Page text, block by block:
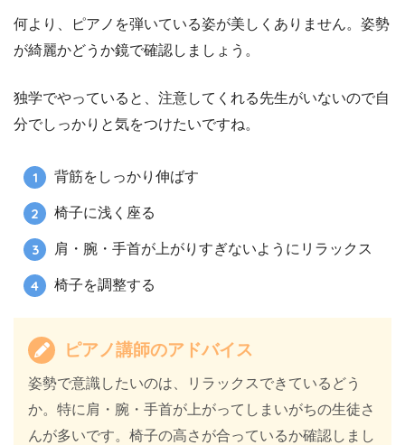
何より、ピアノを弾いている姿が美しくありません。姿勢
が綺麗かどうか鏡で確認しましょう。
独学でやっていると、注意してくれる先生がいないので自
分でしっかりと気をつけたいですね。
背筋をしっかり伸ばす
椅子に浅く座る
肩・腕・手首が上がりすぎないようにリラックス
椅子を調整する
ピアノ講師のアドバイス
姿勢で意識したいのは、リラックスできているどう
か。特に肩・腕・手首が上がってしまいがちの生徒さ
んが多いです。椅子の高さが合っているか確認しまし